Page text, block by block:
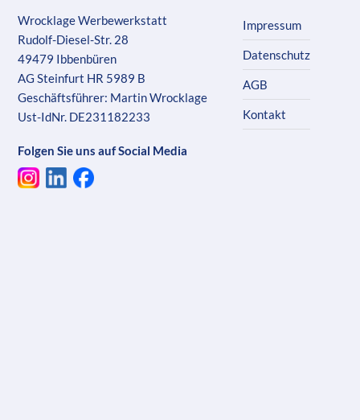
Wrocklage Werbewerkstatt
Rudolf-Diesel-Str. 28
49479 Ibbenbüren
AG Steinfurt HR 5989 B
Geschäftsführer: Martin Wrocklage
Ust-IdNr. DE231182233
Folgen Sie uns auf Social Media
Impressum
Datenschutz
AGB
Kontakt